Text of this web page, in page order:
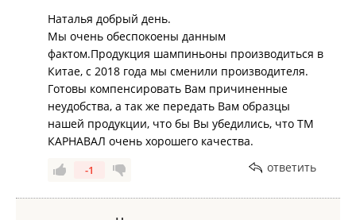
Наталья добрый день.
Мы очень обеспокоены данным
фактом.Продукция шампиньоны производиться в
Китае, с 2018 года мы сменили производителя.
Готовы компенсировать Вам причиненные
неудобства, а так же передать Вам образцы
нашей продукции, что бы Вы убедились, что ТМ
КАРНАВАЛ очень хорошего качества.
-1 ответить